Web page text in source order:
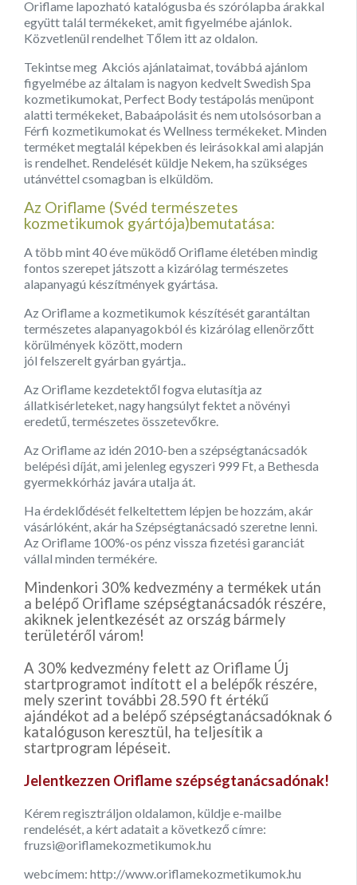
Oriflame lapozható katalógusba és szórólapba árakkal
együtt talál termékeket, amit figyelmébe ajánlok.
Közvetlenül rendelhet Tőlem itt az oldalon.
Tekintse meg Akciós ajánlataimat, továbbá ajánlom
figyelmébe az általam is nagyon kedvelt Swedish Spa
kozmetikumokat, Perfect Body testápolás menüpont
alatti termékeket, Babaápolásit és nem utolsósorban a
Férfi kozmetikumokat és Wellness termékeket. Minden
terméket megtalál képekben és leirásokkal ami alapján
is rendelhet. Rendelését küldje Nekem, ha szükséges
utánvéttel csomagban is elküldöm.
Az Oriflame (Svéd természetes
kozmetikumok gyártója)bemutatása:
A több mint 40 éve müködő Oriflame életében mindig
fontos szerepet játszott a kizárólag természetes
alapanyagú készítmények gyártása.
Az Oriflame a kozmetikumok készítését garantáltan
természetes alapanyagokból és kizárólag ellenörzőtt
körülmények között, modern
jól felszerelt gyárban gyártja..
Az Oriflame kezdetektől fogva elutasítja az
állatkisérleteket, nagy hangsúlyt fektet a növényi
eredetű, természetes összetevőkre.
Az Oriflame az idén 2010-ben a szépségtanácsadók
belépési díját, ami jelenleg egyszeri 999 Ft, a Bethesda
gyermekkórház javára utalja át.
Ha érdeklődését felkeltettem lépjen be hozzám, akár
vásárlóként, akár ha Szépségtanácsadó szeretne lenni.
Az Oriflame 100%-os pénz vissza fizetési garanciát
vállal minden termékére.
Mindenkori 30% kedvezmény a termékek után
a belépő Oriflame szépségtanácsadók részére,
akiknek jelentkezését az ország bármely
területéről várom!
A 30% kedvezmény felett az Oriflame Új
startprogramot indított el a belépők részére,
mely szerint további 28.590 ft értékű
ajándékot ad a belépő szépségtanácsadóknak 6
katalóguson keresztül, ha teljesítik a
startprogram lépéseit.
Jelentkezzen Oriflame szépségtanácsadónak!
Kérem regisztráljon oldalamon, küldje e-mailbe
rendelését, a kért adatait a következő címre:
fruzsi@oriflamekozmetikumok.hu
webcímem: http://www.oriflamekozmetikumok.hu